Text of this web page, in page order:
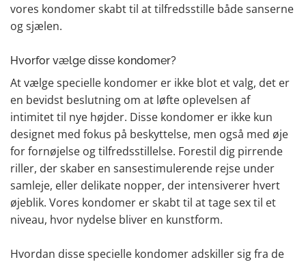
vores kondomer skabt til at tilfredsstille både sanserne
og sjælen.
Hvorfor vælge disse kondomer?
At vælge specielle kondomer er ikke blot et valg, det er
en bevidst beslutning om at løfte oplevelsen af
intimitet til nye højder. Disse kondomer er ikke kun
designet med fokus på beskyttelse, men også med øje
for fornøjelse og tilfredsstillelse. Forestil dig pirrende
riller, der skaber en sansestimulerende rejse under
samleje, eller delikate nopper, der intensiverer hvert
øjeblik. Vores kondomer er skabt til at tage sex til et
niveau, hvor nydelse bliver en kunstform.
Hvordan disse specielle kondomer adskiller sig fra de